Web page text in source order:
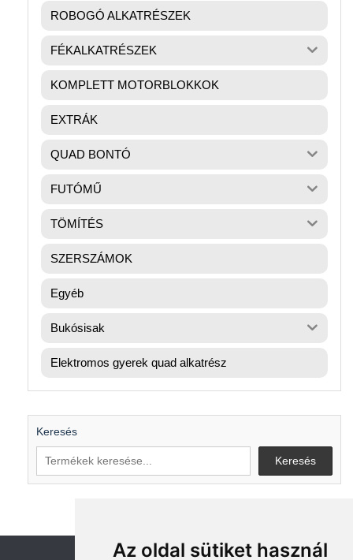
Az oldal sütiket használ
ROBOGÓ ALKATRÉSZEK
FÉKALKATRÉSZEK
KOMPLETT MOTORBLOKKOK
EXTRÁK
QUAD BONTÓ
FUTÓMŰ
TÖMÍTÉS
SZERSZÁMOK
Egyéb
Bukósisak
Elektromos gyerek quad alkatrész
Keresés
Keresés